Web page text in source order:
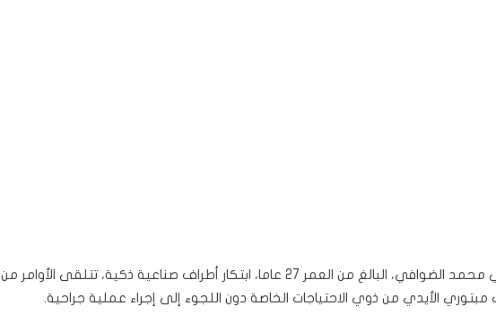
استطاع المهندس التونسي محمد الضوافي، البالغ من العمر 27 عاما، ابتكار أطراف صناعية ذكية، تتلقى الأوامر من
مبتوري الأيدي من ذوي الاحتياجات الخاصة دون اللجوء إلى إجراء عملية جراحية.